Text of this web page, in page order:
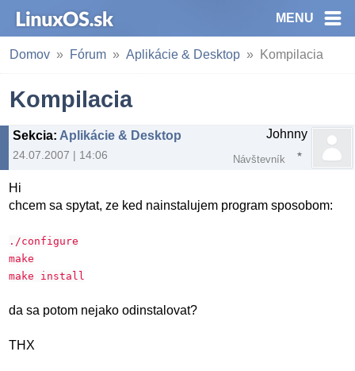
MENU
Domov Fórum Aplikácie & Desktop Kompilacia
Kompilacia
Sekcia: Aplikácie & Desktop
24.07.2007 | 14:06
Johnny
Návštevník
Hi
chcem sa spytat, ze ked nainstalujem program sposobom:
./configure
make
make install
da sa potom nejako odinstalovat?
THX